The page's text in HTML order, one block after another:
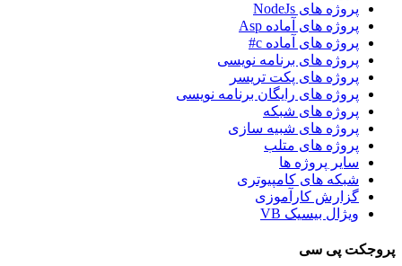
پروژه های NodeJs
پروژه های آماده Asp
پروژه های آماده c#
پروژه های برنامه نویسی
پروژه های پکت تریسر
پروژه های رایگان برنامه نویسی
پروژه های شبکه
پروژه های شبیه سازی
پروژه های متلب
سایر پروژه ها
شبکه های کامپیوتری
گزارش کارآموزی
ویژال بیسیک VB
پروجکت پی سی